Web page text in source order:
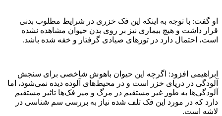
او گفت: با توجه به اینکه این فک خزری در شرایط مطلوب بدنی
قرار داشت و هیچ بیماری نیز بر روی بدن حیوان مشاهده نشده
است، احتمال دارد در تور‌های صیادی گرفتار و خفه شده باشد.
ابراهیمی افزود: اگرچه این حیوان باهوش شاخصی برای سنجش
آلودگی در دریای خزر است و در محیط‌های آلوده دیده نمی‌شود، اما
آلودگی‌ها به طور غیر مستقیم در مرگ و میر فک‌ها تاثیر مستقیم
دارد که در مورد این فک تلف شده نیاز به بررسی سم شناسی در
لاشه است.